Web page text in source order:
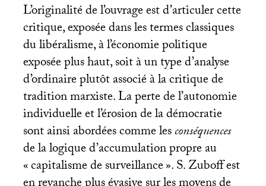
L’originalité de l’ouvrage est d’articuler cette
critique, exposée dans les termes classiques
du libéralisme, à l’économie politique
exposée plus haut, soit à un type d’analyse
d’ordinaire plutôt associé à la critique de
tradition marxiste. La perte de l’autonomie
individuelle et l’érosion de la démocratie
sont ainsi abordées comme lesconséquences
de la logique d’accumulation propre au
«capitalisme de surveillance». S. Zuboff est